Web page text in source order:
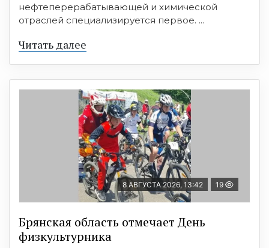
нефтеперерабатывающей и химической
отраслей специализируется первое. ...
Читать далее
8 АВГУСТА 2026, 13:42 19
Брянская область отмечает День
физкультурника